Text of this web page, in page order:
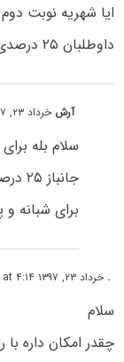
ایا شهریه نوبت
داوطلبان ۲۵ درصدی
آرش خرداد ۲۳, ۱۳۹۷ at ۱۰:۰۴ ب٫ظ
برای شبانه و
. خرداد ۲۳, ۱۳۹۷ at ۴:۱۴ ب٫ظ
سلام
چقدر امکان داره با رتبه ۵۷۱